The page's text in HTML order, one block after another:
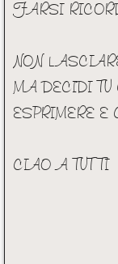
FARSI
NON
MA DECIDI
ESPRIMERE E
CIAO A TUTTI